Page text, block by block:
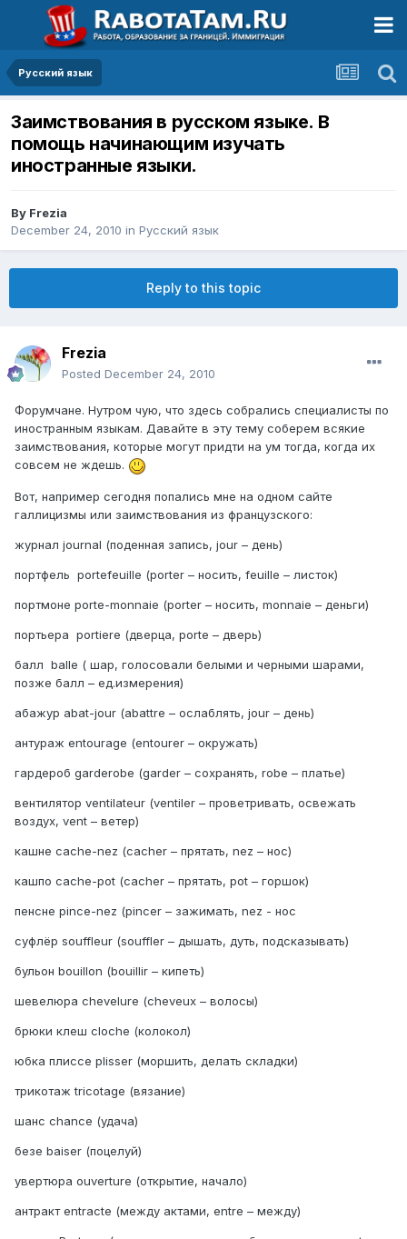
Русский язык
Заимствования в русском языке. В
помощь начинающим изучать
иностранные языки.
By Frezia
December 24, 2010 in Русский язык
Reply to this topic
Frezia
Posted December 24, 2010
Форумчане. Нутром чую, что здесь собрались специалисты по
иностранным языкам. Давайте в эту тему соберем всякие
заимствования, которые могут придти на ум тогда, когда их
совсем не ждешь.
Вот, например сегодня попались мне на одном сайте
галлицизмы или заимствования из французского:
журнал journal (поденная запись, jour – день)
портфель portefeuille (porter – носить, feuille – листок)
портмоне porte-monnaie (porter – носить, monnaie – деньги)
портьера portiere (дверца, porte – дверь)
балл balle ( шар, голосовали белыми и черными шарами,
позже балл – ед.измерения)
абажур abat-jour (abattre – ослаблять, jour – день)
антураж entourage (entourer – окружать)
гардероб garderobe (garder – сохранять, robe – платье)
вентилятор ventilateur (ventiler – проветривать, освежать
воздух, vent – ветер)
кашне cache-nez (cacher – прятать, nez – нос)
кашпо cache-pot (cacher – прятать, pot – горшок)
пенсне pince-nez (pincer – зажимать, nez - нос
суфлёр souffleur (souffler – дышать, дуть, подсказывать)
бульон bouillon (bouillir – кипеть)
шевелюра chevelure (cheveux – волосы)
брюки клеш cloche (колокол)
юбка плиссе plisser (моршить, делать складки)
трикотаж tricotage (вязание)
шанс chance (удача)
безе baiser (поцелуй)
увертюра ouverture (открытие, начало)
антракт entracte (между актами, entre – между)